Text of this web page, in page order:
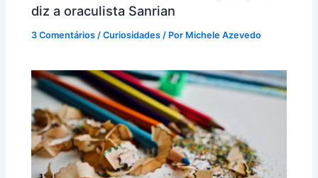
diz a oraculista Sanrian
3 Comentários /Curiosidades / Por Michele Azevedo